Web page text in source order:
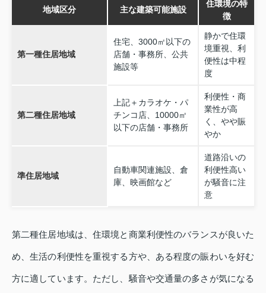
地域区分 主な建築可能施設
住環境の特
徴
第一種住居地域
住宅、3000㎡以下の
店舗・事務所、公共
施設等
静かで住環
境重視、利
便性は中程
度
第二種住居地域
上記＋カラオケ・パ
チンコ店、10000㎡
以下の店舗・事務所
利便性・商
業性が高
く、やや賑
やか
準住居地域
自動車関連施設、倉
庫、映画館など
道路沿いの
利便性高い
が騒音に注
意
第二種住居地域は、住環境と商業利便性のバランスが良いた
め、生活の利便性を重視する方や、ある程度の賑わいを好む
方に適しています。ただし、騒音や交通量の多さが気になる